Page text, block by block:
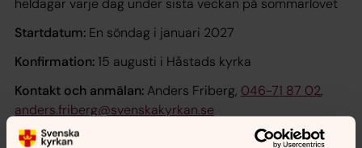
Startdatum: En söndag i januari 2027
Konfirmation: 15 augusti i Håstads kyrka
Kontakt och anmälan: Anders Friberg, 046-71 87 02,
anders.friberg@svenskakyrkan.se